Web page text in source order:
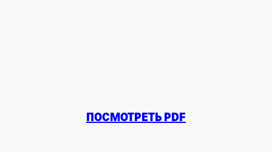
ПОСМОТРЕТЬ PDF